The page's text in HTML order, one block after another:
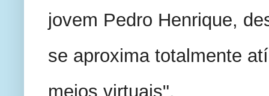
jovem Pedro Henrique,
se aproxima totalmente
meios virtuais".